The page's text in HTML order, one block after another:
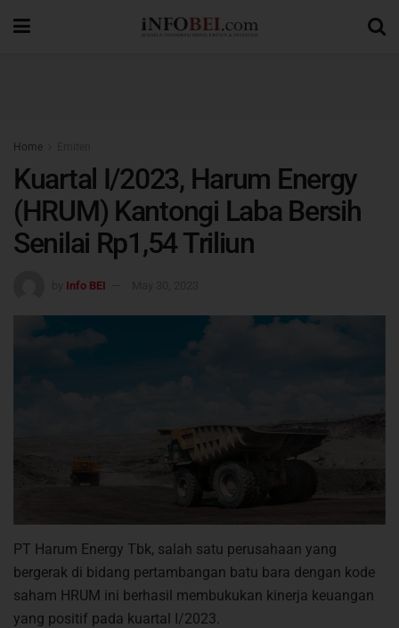
Home
Kuartal I/2023, Harum Energy
(HRUM) Kantongi Laba Bersih
Senilai Rp1,54 Triliun
Info BEI
PT Harum Energy Tbk, salah satu perusahaan yang
bergerak di bidang pertambangan batu bara dengan kode
saham HRUM ini berhasil membukukan kinerja keuangan
yang positif pada kuartal I/2023.